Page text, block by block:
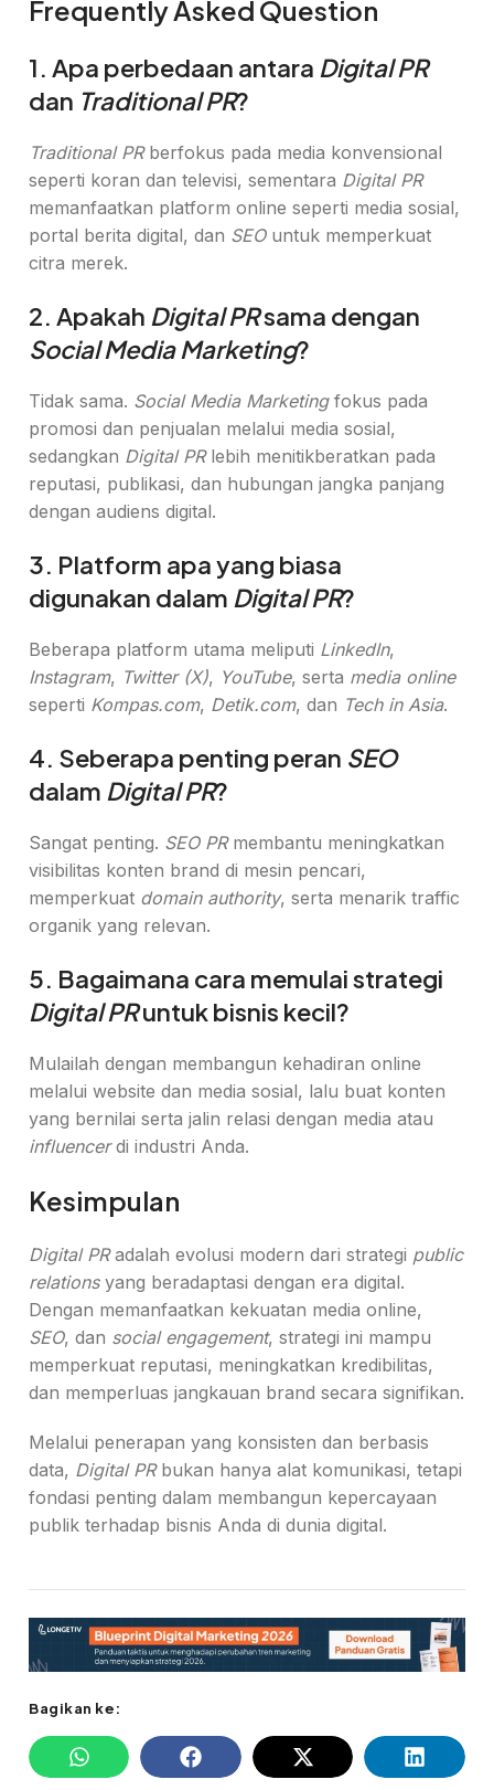
Frequently Asked Question
1. Apa perbedaan antara Digital PR
dan Traditional PR?
Traditional PRberfokus pada media konvensional
seperti koran dan televisi, sementara Digital PR
memanfaatkan platform online seperti media sosial,
portal berita digital, dan SEOuntuk memperkuat
citra merek.
2. Apakah Digital PRsama dengan
Social Media Marketing?
Tidak sama. Social Media Marketingfokus pada
promosi dan penjualan melalui media sosial,
sedangkan Digital PRlebih menitikberatkan pada
reputasi, publikasi, dan hubungan jangka panjang
dengan audiens digital.
3. Platform apa yang biasa
digunakan dalam Digital PR?
Beberapa platform utama meliputi LinkedIn,
Instagram, Twitter (X), YouTube, serta media online
seperti Kompas.com, Detik.com, dan Tech in Asia.
4. Seberapa penting peran SEO
dalam Digital PR?
Sangat penting. SEO PRmembantu meningkatkan
visibilitas konten brand di mesin pencari,
memperkuat domain authority, serta menarik traffic
organik yang relevan.
5. Bagaimana cara memulai strategi
Digital PRuntuk bisnis kecil?
Mulailah dengan membangun kehadiran online
melalui website dan media sosial, lalu buat konten
yang bernilai serta jalin relasi dengan media atau
influencerdi industri Anda.
Kesimpulan
Digital PRadalah evolusi modern dari strategi public
relationsyang beradaptasi dengan era digital.
Dengan memanfaatkan kekuatan media online,
SEO, dan social engagement, strategi ini mampu
memperkuat reputasi, meningkatkan kredibilitas,
dan memperluas jangkauan brand secara signifikan.
Melalui penerapan yang konsisten dan berbasis
data, Digital PRbukan hanya alat komunikasi, tetapi
fondasi penting dalam membangun kepercayaan
publik terhadap bisnis Anda di dunia digital.
Bagikan ke: